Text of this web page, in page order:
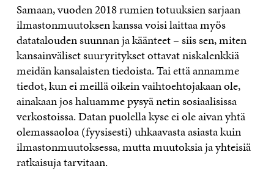
Samaan, vuoden 2018 rumien totuuksien sarjaan
ilmastonmuutoksen kanssa voisi laittaa myös
datatalouden suunnan ja käänteet – siis sen, miten
kansainväliset suuryritykset ottavat niskalenkkiä
meidän kansalaisten tiedoista. Tai että annamme
tiedot, kun ei meillä oikein vaihtoehtojakaan ole,
ainakaan jos haluamme pysyä netin sosiaalisissa
verkostoissa. Datan puolella kyse ei ole aivan yhtä
olemassaoloa (fyysisesti) uhkaavasta asiasta kuin
ilmastonmuutoksessa, mutta muutoksia ja yhteisiä
ratkaisuja tarvitaan.